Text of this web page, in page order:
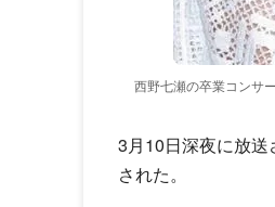
西野七瀬の卒業コンサ
3月10日深夜に放送
された。